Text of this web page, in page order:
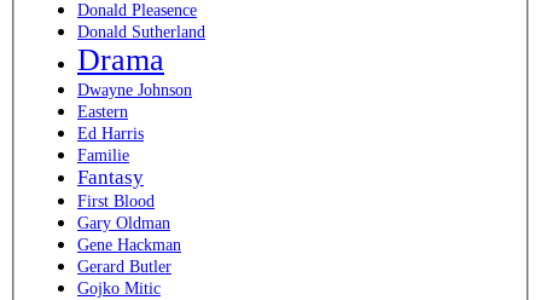
Donald Pleasence
Donald Sutherland
Drama
Dwayne Johnson
Eastern
Ed Harris
Familie
Fantasy
First Blood
Gary Oldman
Gene Hackman
Gerard Butler
Gojko Mitic